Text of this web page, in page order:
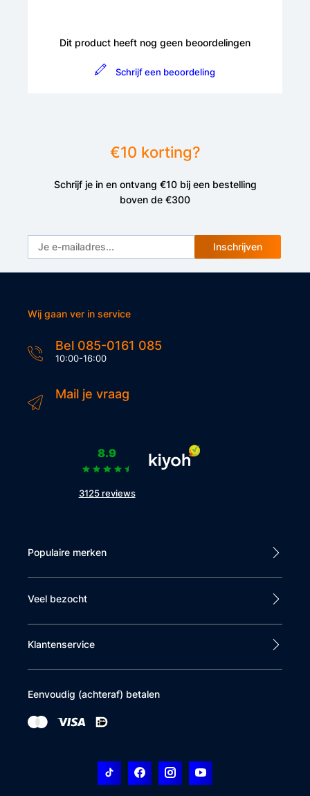
Dit product heeft nog geen beoordelingen
Schrijf een beoordeling
€10 korting?
Schrijf je in en ontvang €10 bij een bestelling
boven de €300
Inschrijven
Wij gaan ver in service
Bel 085-0161 085
10:00-16:00
Mail je vraag
8.9
3125 reviews
Populaire merken
Veel bezocht
Klantenservice
Eenvoudig (achteraf) betalen